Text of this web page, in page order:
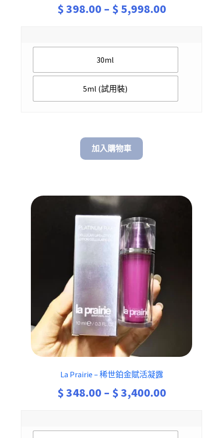
$398.00 – $5,998.00Price
$ 398.00
30ml
5ml (試用裝)
加入購物車
La Prairie – 稀世鉑金賦活凝露
$348.00 – $3,400.00Price
$ 348.00